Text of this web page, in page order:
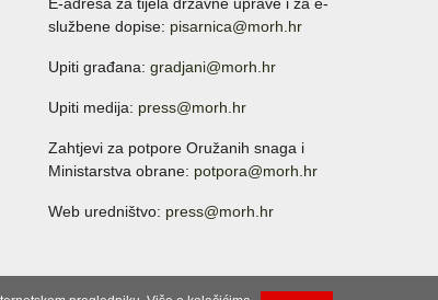
službene dopise: pisarnica@morh.hr
Upiti građana: gradjani@morh.hr
Upiti medija: press@morh.hr
Zahtjevi za potpore Oružanih snaga i
Ministarstva obrane: potpora@morh.hr
Web uredništvo: press@morh.hr